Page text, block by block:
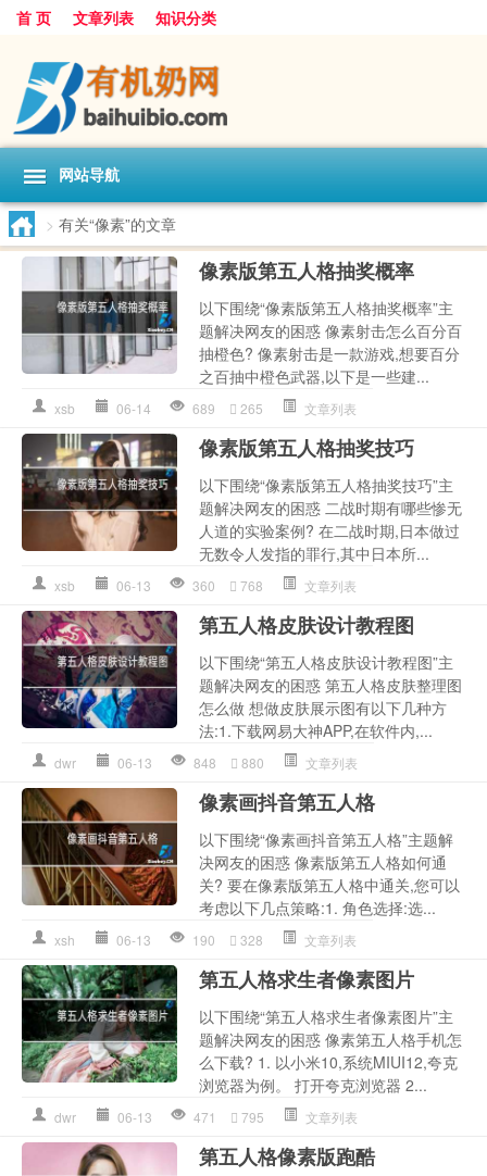
首 页 文章列表 知识分类
网站导航
> 有关“像素”的文章
像素版第五人格抽奖概率
以下围绕“像素版第五人格抽奖概率”主
题解决网友的困惑 像素射击怎么百分百
抽橙色? 像素射击是一款游戏,想要百分
之百抽中橙色武器,以下是一些建...
xsb 06-14 689 265 文章列表
像素版第五人格抽奖技巧
以下围绕“像素版第五人格抽奖技巧”主
题解决网友的困惑 二战时期有哪些惨无
人道的实验案例? 在二战时期,日本做过
无数令人发指的罪行,其中日本所...
xsb 06-13 360 768 文章列表
第五人格皮肤设计教程图
以下围绕“第五人格皮肤设计教程图”主
题解决网友的困惑 第五人格皮肤整理图
怎么做 想做皮肤展示图有以下几种方
法:1.下载网易大神APP,在软件内,...
dwr 06-13 848 880 文章列表
像素画抖音第五人格
以下围绕“像素画抖音第五人格”主题解
决网友的困惑 像素版第五人格如何通
关? 要在像素版第五人格中通关,您可以
考虑以下几点策略:1. 角色选择:选...
xsh 06-13 190 328 文章列表
第五人格求生者像素图片
以下围绕“第五人格求生者像素图片”主
题解决网友的困惑 像素第五人格手机怎
么下载? 1. 以小米10,系统MIUI12,夸克
浏览器为例。 打开夸克浏览器 2...
dwr 06-13 471 795 文章列表
第五人格像素版跑酷